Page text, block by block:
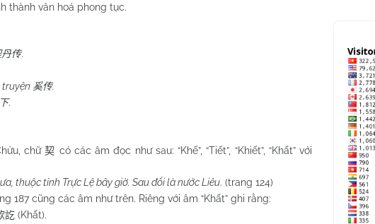
thành văn hoá phong tục.
丹传.
truyện 奚传.
.
chữ契 có các âm đọc như sau: “Khế”, “Tiết”, “Khiết”, “Khất” với
thuộc tỉnh Trực Lệ bây giờ. Sau đổi là nước Liêu. (trang 124)
187 cũng các âm như trên. Riêng với âm “Khất” ghi rằng:
訖 (Khất).